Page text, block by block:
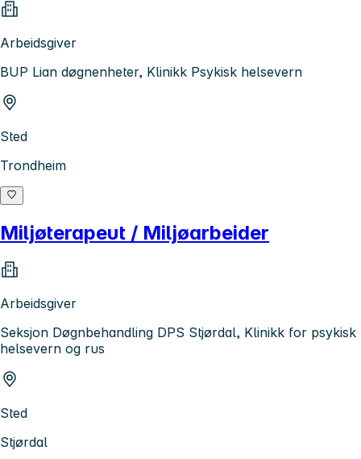
Arbeidsgiver
BUP Lian døgnenheter, Klinikk Psykisk helsevern
Sted
Trondheim
Miljøterapeut / Miljøarbeider
Arbeidsgiver
Seksjon Døgnbehandling DPS Stjørdal, Klinikk for psykisk
helsevern og rus
Sted
Stjørdal